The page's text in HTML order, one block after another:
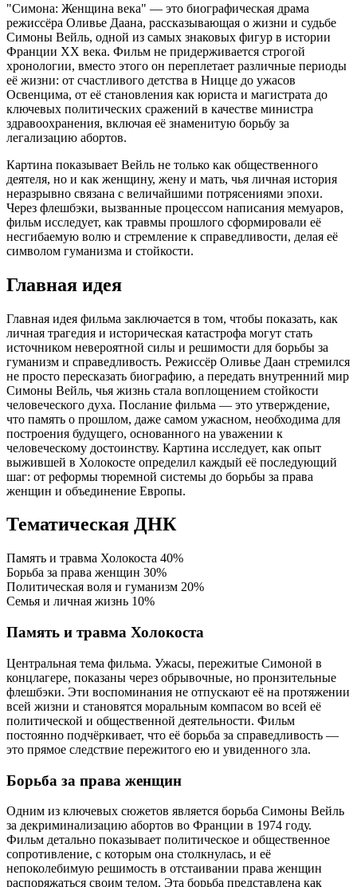
"Симона: Женщина века" — это биографическая драма
режиссёра Оливье Даана, рассказывающая о жизни и судьбе
Симоны Вейль, одной из самых знаковых фигур в истории
Франции XX века. Фильм не придерживается строгой
хронологии, вместо этого он переплетает различные периоды
её жизни: от счастливого детства в Ницце до ужасов
Освенцима, от её становления как юриста и магистрата до
ключевых политических сражений в качестве министра
здравоохранения, включая её знаменитую борьбу за
легализацию абортов.
Картина показывает Вейль не только как общественного
деятеля, но и как женщину, жену и мать, чья личная история
неразрывно связана с величайшими потрясениями эпохи.
Через флешбэки, вызванные процессом написания мемуаров,
фильм исследует, как травмы прошлого сформировали её
несгибаемую волю и стремление к справедливости, делая её
символом гуманизма и стойкости.
Главная идея
Главная идея фильма заключается в том, чтобы показать, как
личная трагедия и историческая катастрофа могут стать
источником невероятной силы и решимости для борьбы за
гуманизм и справедливость. Режиссёр Оливье Даан стремился
не просто пересказать биографию, а передать внутренний мир
Симоны Вейль, чья жизнь стала воплощением стойкости
человеческого духа. Послание фильма — это утверждение,
что память о прошлом, даже самом ужасном, необходима для
построения будущего, основанного на уважении к
человеческому достоинству. Картина исследует, как опыт
выжившей в Холокосте определил каждый её последующий
шаг: от реформы тюремной системы до борьбы за права
женщин и объединение Европы.
Тематическая ДНК
Память и травма Холокоста 40%
Борьба за права женщин 30%
Политическая воля и гуманизм 20%
Семья и личная жизнь 10%
Память и травма Холокоста
Центральная тема фильма. Ужасы, пережитые Симоной в
концлагере, показаны через обрывочные, но пронзительные
флешбэки. Эти воспоминания не отпускают её на протяжении
всей жизни и становятся моральным компасом во всей её
политической и общественной деятельности. Фильм
постоянно подчёркивает, что её борьба за справедливость —
это прямое следствие пережитого ею и увиденного зла.
Борьба за права женщин
Одним из ключевых сюжетов является борьба Симоны Вейль
за декриминализацию абортов во Франции в 1974 году.
Фильм детально показывает политическое и общественное
сопротивление, с которым она столкнулась, и её
непоколебимую решимость в отстаивании права женщин
распоряжаться своим телом. Эта борьба представлена как